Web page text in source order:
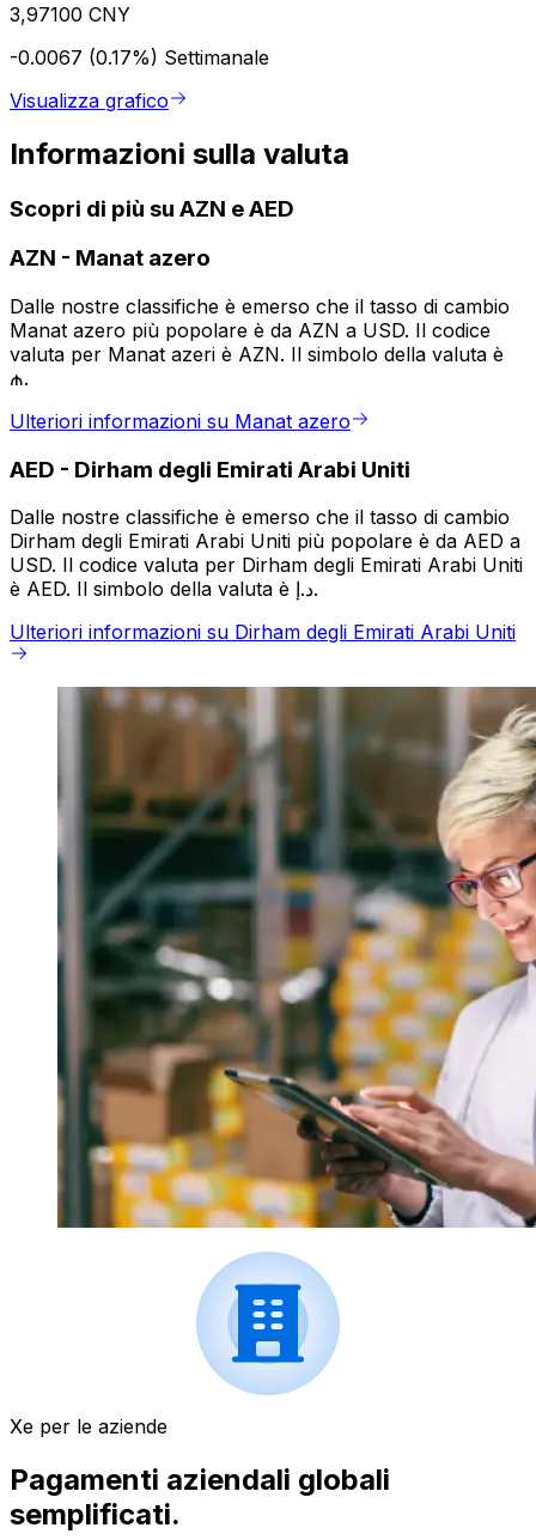
3,97100 CNY
-0.0067 (0.17%) Settimanale
Visualizza grafico
Informazioni sulla valuta
Scopri di più su AZN e AED
AZN - Manat azero
Dalle nostre classifiche è emerso che il tasso di cambio
Manat azero più popolare è da AZN a USD. Il codice
valuta per Manat azeri è AZN. Il simbolo della valuta è
₼.
Ulteriori informazioni su Manat azero
AED - Dirham degli Emirati Arabi Uniti
Dalle nostre classifiche è emerso che il tasso di cambio
Dirham degli Emirati Arabi Uniti più popolare è da AED a
USD. Il codice valuta per Dirham degli Emirati Arabi Uniti
è AED. Il simbolo della valuta è د.إ.
Ulteriori informazioni su Dirham degli Emirati Arabi Uniti
Xe per le aziende
Pagamenti aziendali globali
semplificati.